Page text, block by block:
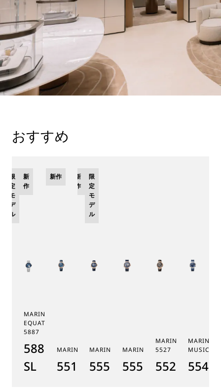
おすすめ
MARINE TOURBILLON
EQUATION MARCHANTE
5887
5887PT/YS/PW0
SL
限
定
モ
デ
ル
新
作
MARINE 5517
5517BR/Y2/9ZU
新作
MARINE HORA MUNDI 5555
5555BH/YS/9WV
新
作
限
定
モ
デ
ル
MARINE HORA MUNDI 5557
5557BR/YS/5WV
MARINE
5527
5527BR/
MARINE